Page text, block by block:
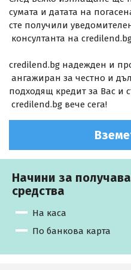
сумата и датата на
сте получили
консултанта на
credilend.bg надежден и
ангажиран за честно и
подходящ кредит за Вас и
credilend.bg вече сега!
Начини за
средства
На каса
По банкова карта